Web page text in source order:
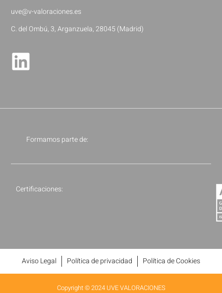
uve@v-valoraciones.es
C. del Ombú, 3, Arganzuela, 28045 (Madrid)
Formamos parte de:
Certificaciones:
Aviso Legal Política de privacidad Política de Cookies
Copyright © 2024 UVE VALORACIONES